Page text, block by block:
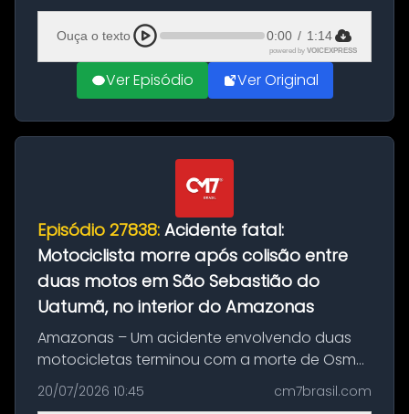
Amazonas. A colisão ocorreu n...
Ouça o texto 0:00 / 1:14
powered by VOICEXPRESS
Ver Episódio Ver Original
Episódio 27838: Acidente fatal:
Motociclista morre após colisão entre
duas motos em São Sebastião do
Uatumã, no interior do Amazonas
Amazonas – Um acidente envolvendo duas
motocicletas terminou com a morte de Osmar
Figueiredo de Souza, de 38 anos, no município
de São Sebastião do Uatumã, no interior do
20/07/2026 10:45 cm7brasil.com